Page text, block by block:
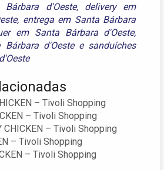
d'Oeste, delivery em
, entrega em Santa Bárbara
em Santa Bárbara d'Oeste,
d'Oestee sanduíches
– Tivoli Shopping
– Tivoli Shopping
CHICKEN – Tivoli Shopping
– Tivoli Shopping
– Tivoli Shopping